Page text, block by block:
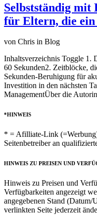
Selbstständig
für Eltern, die
von Chris in Blog
Inhaltsverzeichnis Toggle 1.
60 Sekunden2. Zeitblöcke,
Sekunden-Beruhigung für
Investition in den nächsten
ManagementÜber die
*HINWEIS
* = Afilliate-Link
Seitenbetreiber an
HINWEIS ZU PREISEN UND
Hinweis zu Preisen und
Verfügbarkeiten angezeigt
angegebenen Stand
verlinkten Seite jederzeit